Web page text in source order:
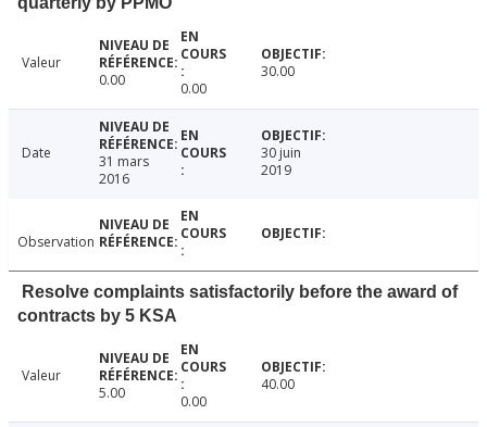
Valeur
0.00
0.00
30.00
Date
31 mars
2016
30 juin
2019
Observation
Resolve complaints satisfactorily before the award of
contracts by 5 KSA
Valeur
5.00
0.00
40.00